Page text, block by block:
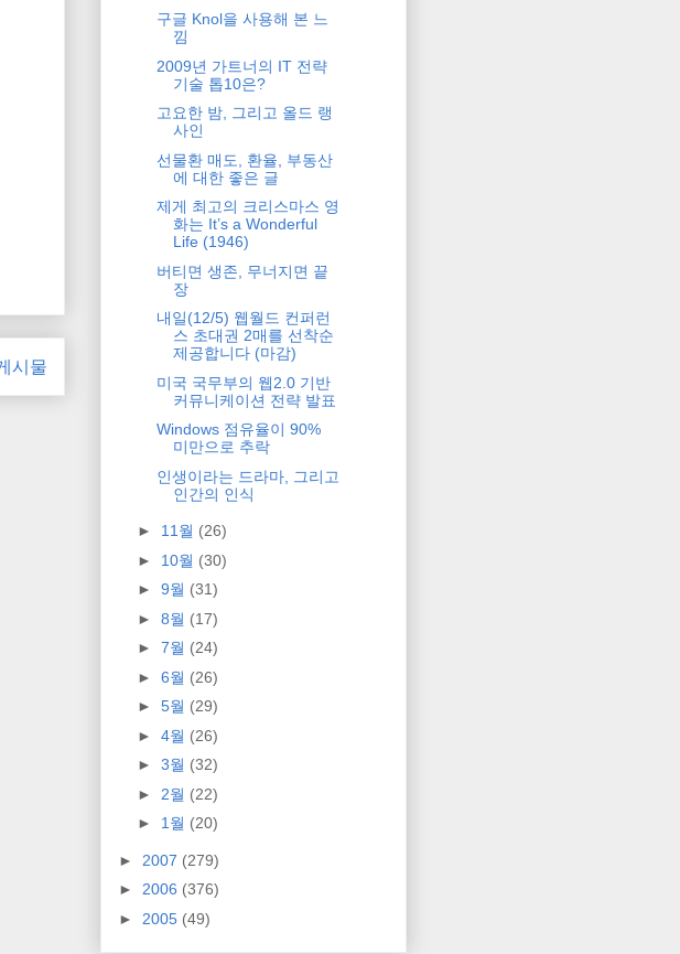
시물
구글 Knol을 사용해 본 느
낌
2009년 가트너의 IT 전략
기술 톱10은?
고요한 밤, 그리고 올드 랭
사인
선물환 매도, 환율, 부동산
에 대한 좋은 글
제게 최고의 크리스마스 영
화는 It’s a Wonderful
Life (1946)
버티면 생존, 무너지면 끝
장
내일(12/5) 웹월드 컨퍼런
스 초대권 2매를 선착순
제공합니다 (마감)
미국 국무부의 웹2.0 기반
커뮤니케이션 전략 발표
Windows 점유율이 90%
미만으로 추락
인생이라는 드라마, 그리고
인간의 인식
► 11월 (26)
► 10월 (30)
► 9월 (31)
► 8월 (17)
► 7월 (24)
► 6월 (26)
► 5월 (29)
► 4월 (26)
► 3월 (32)
► 2월 (22)
► 1월 (20)
► 2007 (279)
► 2006 (376)
► 2005 (49)